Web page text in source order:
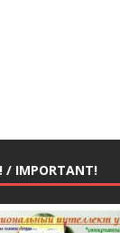
IMPORTANT!